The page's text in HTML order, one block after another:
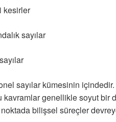
kesirler
sayılar
sayılar kümesinin
genellikle soyut bir
bilişsel süreçler